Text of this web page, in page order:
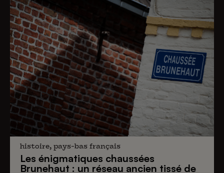
histoire, pays-bas français
Les énigmatiques chaussées
Brunehaut : un réseau ancien tissé de